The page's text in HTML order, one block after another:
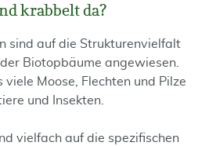
krabbelt da?
sind auf die Strukturenvielfalt
Biotopbäume angewiesen.
viele Moose, Flechten und Pilze
und Insekten.
vielfach auf die spezifischen